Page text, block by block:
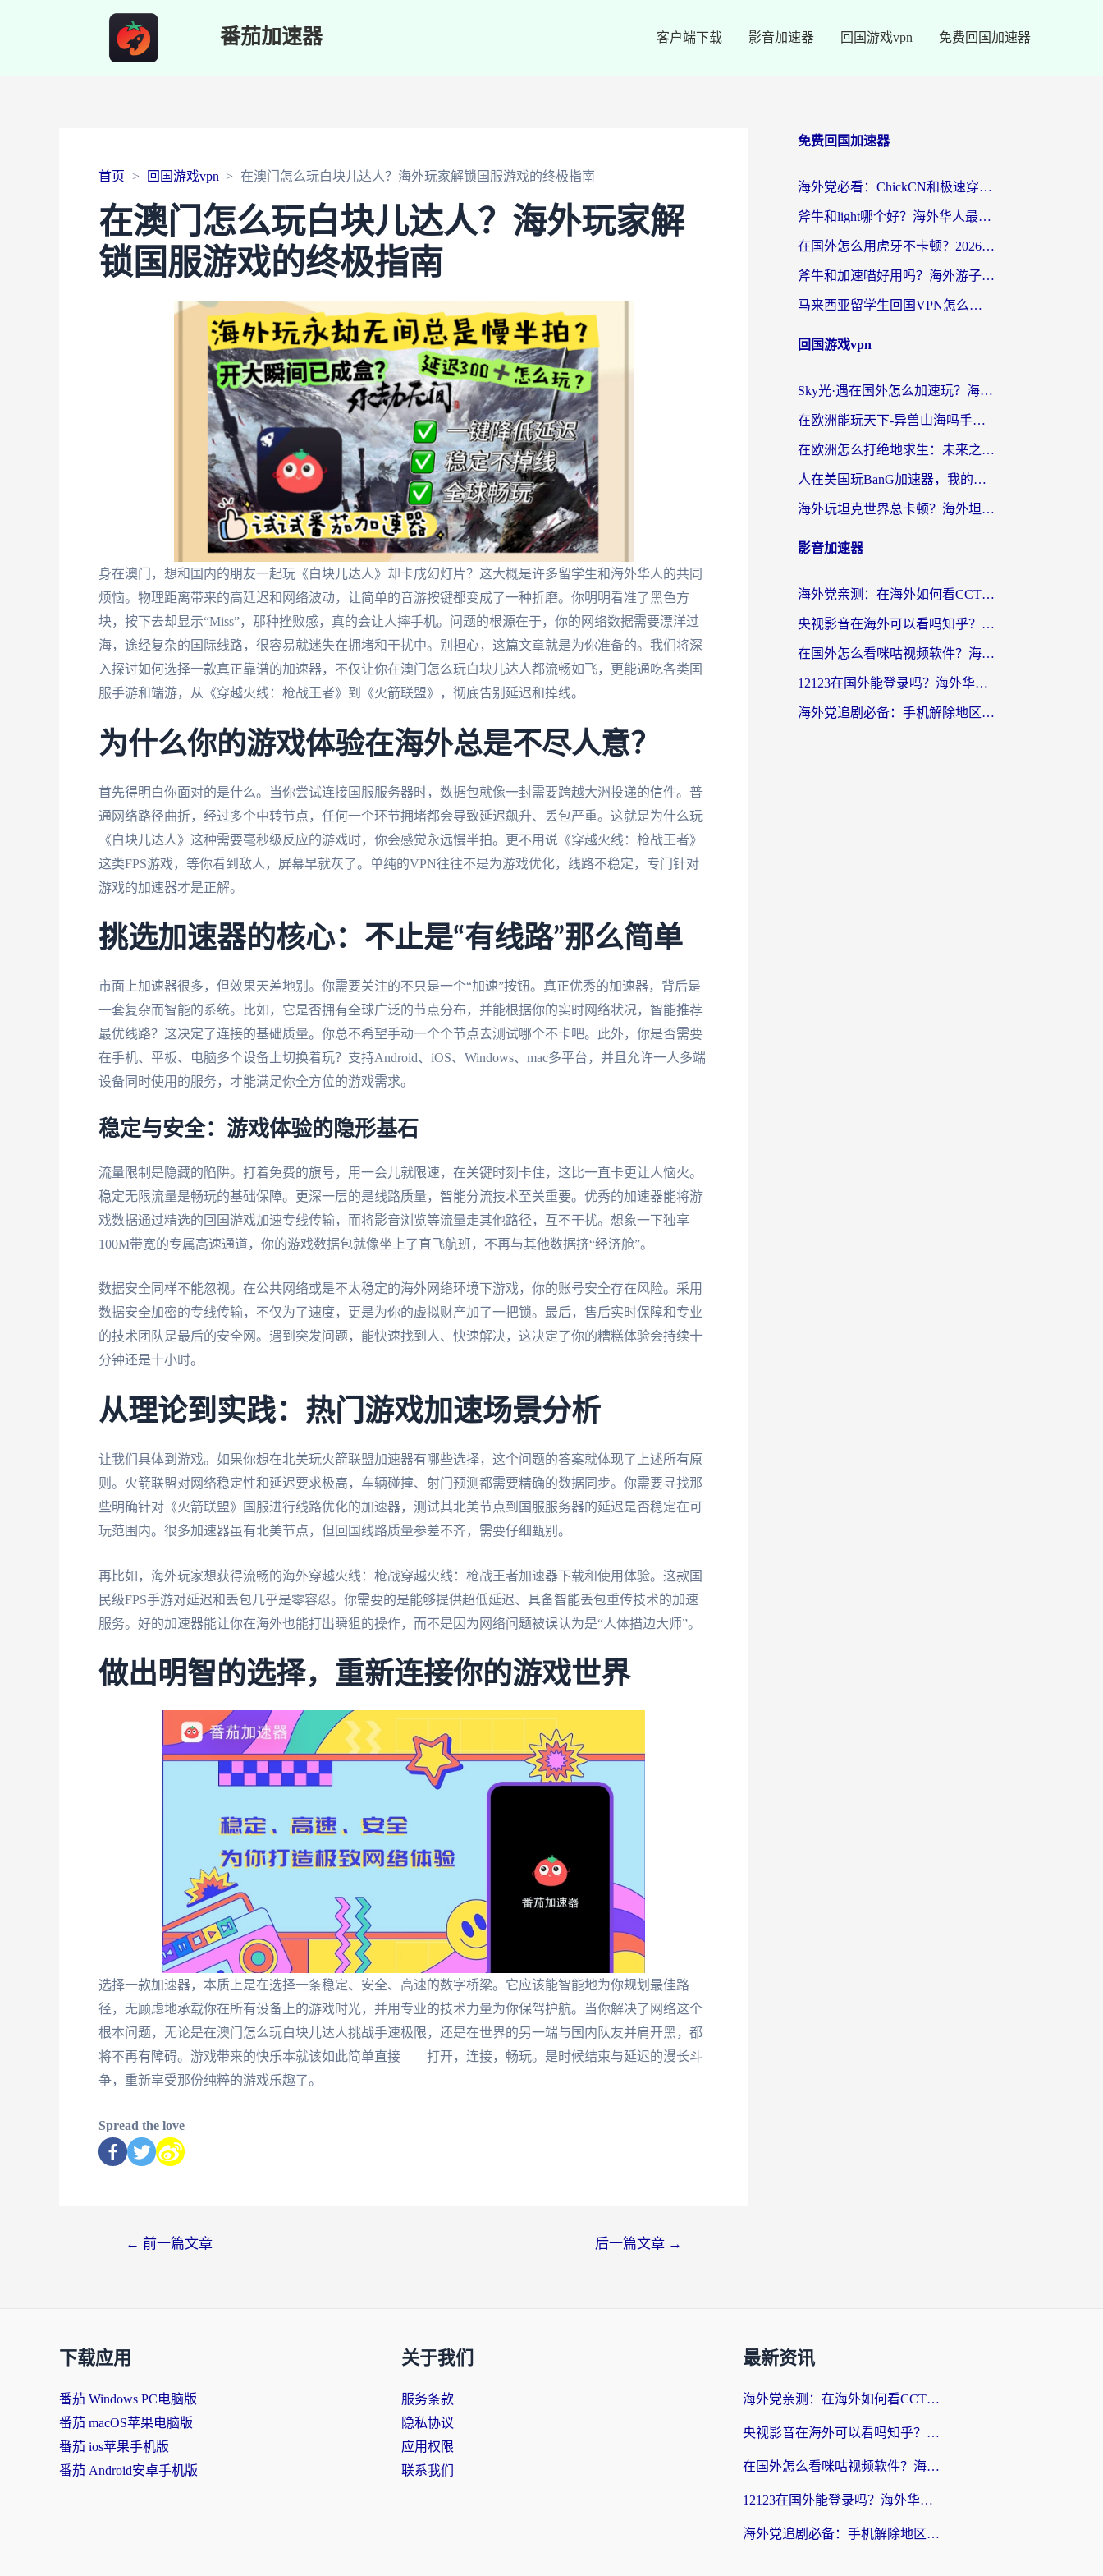
番茄加速器 客户端下载 影音加速器 回国游戏vpn 免费回国加速器
首页 回国游戏vpn 在澳门怎么玩白块儿达人？海外玩家解锁国服游戏的终极指南
在澳门怎么玩白块儿达人？海外玩家解
锁国服游戏的终极指南
身在澳门，想和国内的朋友一起玩《白块儿达人》却卡成幻灯片？这大概是许多留学生和海外华人的共同
烦恼。物理距离带来的高延迟和网络波动，让简单的音游按键都变成了一种折磨。你明明看准了黑色方
块，按下去却显示“Miss”，那种挫败感，真的会让人摔手机。问题的根源在于，你的网络数据需要漂洋过
海，途经复杂的国际线路，很容易就迷失在拥堵和干扰中。别担心，这篇文章就是为你准备的。我们将深
入探讨如何选择一款真正靠谱的加速器，不仅让你在澳门怎么玩白块儿达人都流畅如飞，更能通吃各类国
服手游和端游，从《穿越火线：枪战王者》到《火箭联盟》，彻底告别延迟和掉线。
为什么你的游戏体验在海外总是不尽人意？
首先得明白你面对的是什么。当你尝试连接国服服务器时，数据包就像一封需要跨越大洲投递的信件。普
通网络路径曲折，经过多个中转节点，任何一个环节拥堵都会导致延迟飙升、丢包严重。这就是为什么玩
《白块儿达人》这种需要毫秒级反应的游戏时，你会感觉永远慢半拍。更不用说《穿越火线：枪战王者》
这类FPS游戏，等你看到敌人，屏幕早就灰了。单纯的VPN往往不是为游戏优化，线路不稳定，专门针对
游戏的加速器才是正解。
挑选加速器的核心：不止是“有线路”那么简单
市面上加速器很多，但效果天差地别。你需要关注的不只是一个“加速”按钮。真正优秀的加速器，背后是
一套复杂而智能的系统。比如，它是否拥有全球广泛的节点分布，并能根据你的实时网络状况，智能推荐
最优线路？这决定了连接的基础质量。你总不希望手动一个个节点去测试哪个不卡吧。此外，你是否需要
在手机、平板、电脑多个设备上切换着玩？支持Android、iOS、Windows、mac多平台，并且允许一人多端
设备同时使用的服务，才能满足你全方位的游戏需求。
稳定与安全：游戏体验的隐形基石
流量限制是隐藏的陷阱。打着免费的旗号，用一会儿就限速，在关键时刻卡住，这比一直卡更让人恼火。
稳定无限流量是畅玩的基础保障。更深一层的是线路质量，智能分流技术至关重要。优秀的加速器能将游
戏数据通过精选的回国游戏加速专线传输，而将影音浏览等流量走其他路径，互不干扰。想象一下独享
100M带宽的专属高速通道，你的游戏数据包就像坐上了直飞航班，不再与其他数据挤“经济舱”。
数据安全同样不能忽视。在公共网络或是不太稳定的海外网络环境下游戏，你的账号安全存在风险。采用
数据安全加密的专线传输，不仅为了速度，更是为你的虚拟财产加了一把锁。最后，售后实时保障和专业
的技术团队是最后的安全网。遇到突发问题，能快速找到人、快速解决，这决定了你的糟糕体验会持续十
分钟还是十小时。
从理论到实践：热门游戏加速场景分析
让我们具体到游戏。如果你想在北美玩火箭联盟加速器有哪些选择，这个问题的答案就体现了上述所有原
则。火箭联盟对网络稳定性和延迟要求极高，车辆碰撞、射门预测都需要精确的数据同步。你需要寻找那
些明确针对《火箭联盟》国服进行线路优化的加速器，测试其北美节点到国服服务器的延迟是否稳定在可
玩范围内。很多加速器虽有北美节点，但回国线路质量参差不齐，需要仔细甄别。
再比如，海外玩家想获得流畅的海外穿越火线：枪战穿越火线：枪战王者加速器下载和使用体验。这款国
民级FPS手游对延迟和丢包几乎是零容忍。你需要的是能够提供超低延迟、具备智能丢包重传技术的加速
服务。好的加速器能让你在海外也能打出瞬狙的操作，而不是因为网络问题被误认为是“人体描边大师”。
做出明智的选择，重新连接你的游戏世界
选择一款加速器，本质上是在选择一条稳定、安全、高速的数字桥梁。它应该能智能地为你规划最佳路
径，无顾虑地承载你在所有设备上的游戏时光，并用专业的技术力量为你保驾护航。当你解决了网络这个
根本问题，无论是在澳门怎么玩白块儿达人挑战手速极限，还是在世界的另一端与国内队友并肩开黑，都
将不再有障碍。游戏带来的快乐本就该如此简单直接——打开，连接，畅玩。是时候结束与延迟的漫长斗
争，重新享受那份纯粹的游戏乐趣了。
Spread the love
← 前一篇文章 后一篇文章 →
免费回国加速器
海外党必看：ChickCN和极速穿梭VPN好用吗？3招教你选对回国加速器无缝刷国内资源
斧牛和light哪个好？海外华人最关心的回国加速器选择难题，一篇讲透
在国外怎么用虎牙不卡顿？2026海外华人亲测有效的回国加速器选择指南
斧牛和加速喵好用吗？海外游子的真实选择困境
马来西亚留学生回国VPN怎么选？3个避坑点+1款实测好用的加速器推荐
回国游戏vpn
Sky光·遇在国外怎么加速玩？海外党亲测有效的国服游戏加速指南
在欧洲能玩天下-异兽山海吗手游？海外玩家的加速器生存指南
在欧洲怎么打绝地求生：未来之役不卡？留学生亲测的加速器避坑指南
人在美国玩BanG加速器，我的延迟终于绿了
海外玩坦克世界总卡顿？海外坦克世界加速器有哪些？实测好用的选择在这里
影音加速器
海外党亲测：在海外如何看CCTV？告别“仅限大陆播放”的实用指南
央视影音在海外可以看吗知乎？留学生亲测：3步解决地域限制+追剧自由
在国外怎么看咪咕视频软件？海外党亲测有效的回国加速方案
12123在国外能登录吗？海外华人必看的回国加速实用指南
海外党追剧必备：手机解除地区限制app怎么选？解决央视视频&国内剧地区限制全指南
下载应用
番茄 Windows PC电脑版
番茄 macOS苹果电脑版
番茄 ios苹果手机版
番茄 Android安卓手机版
关于我们
服务条款
隐私协议
应用权限
联系我们
最新资讯
海外党亲测：在海外如何看CCTV？告别“仅限大陆播放”的实用指南
央视影音在海外可以看吗知乎？留学生亲测：3步解决地域限制+追剧自由
在国外怎么看咪咕视频软件？海外党亲测有效的回国加速方案
12123在国外能登录吗？海外华人必看的回国加速实用指南
海外党追剧必备：手机解除地区限制app怎么选？解决央视视频&国内剧地区限制全指南